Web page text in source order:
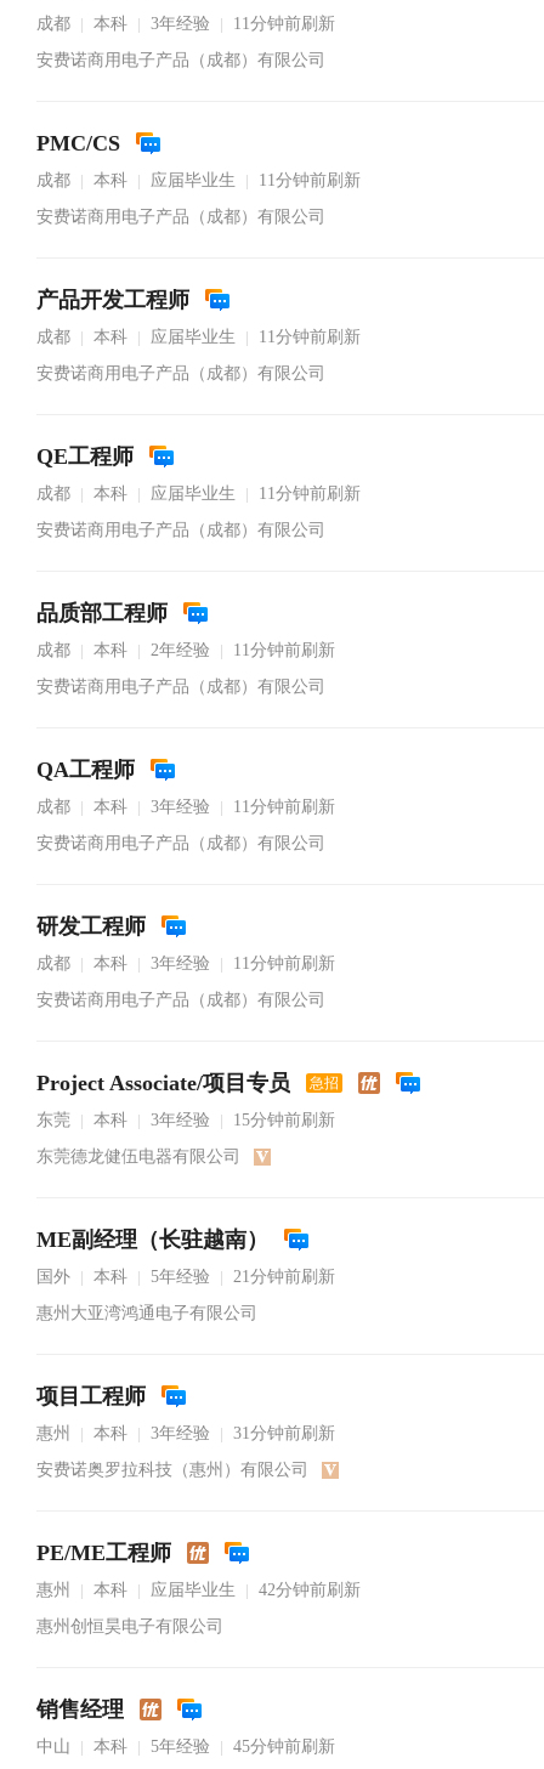
成都 本科 3年经验
11分钟前刷新
安费诺商用电子产品（成都）有限公司
PMC/CS
成都 本科 应届毕业生
11分钟前刷新
安费诺商用电子产品（成都）有限公司
产品开发工程师
成都 本科 应届毕业生
11分钟前刷新
安费诺商用电子产品（成都）有限公司
QE工程师
成都 本科 应届毕业生
11分钟前刷新
安费诺商用电子产品（成都）有限公司
品质部工程师
成都 本科 2年经验
11分钟前刷新
安费诺商用电子产品（成都）有限公司
QA工程师
成都 本科 3年经验
11分钟前刷新
安费诺商用电子产品（成都）有限公司
研发工程师
成都 本科 3年经验
11分钟前刷新
安费诺商用电子产品（成都）有限公司
Project Associate/项目专员 急招
东莞 本科 3年经验
15分钟前刷新
东莞德龙健伍电器有限公司
ME副经理（长驻越南）
国外 本科 5年经验
21分钟前刷新
惠州大亚湾鸿通电子有限公司
项目工程师
惠州 本科 3年经验
31分钟前刷新
安费诺奥罗拉科技（惠州）有限公司
PE/ME工程师
惠州 本科 应届毕业生
42分钟前刷新
惠州创恒昊电子有限公司
销售经理
中山 本科 5年经验 45分钟前刷新